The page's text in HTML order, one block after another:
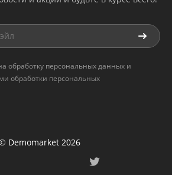
обработку персональных данных и
обработки персональных
Demomarket 2026